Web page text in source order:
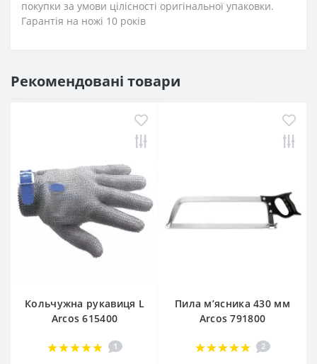
покупки за умови цілісності оригінальної упаковки.
Гарантія на ножі 10 років
Рекомендовані товари
Кольчужна рукавиця L
Arcos 615400
1
Пила м’ясника 430 мм
Arcos 791800
2